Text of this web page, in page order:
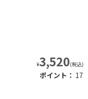
¥3,520(税込)
ポイント： 17